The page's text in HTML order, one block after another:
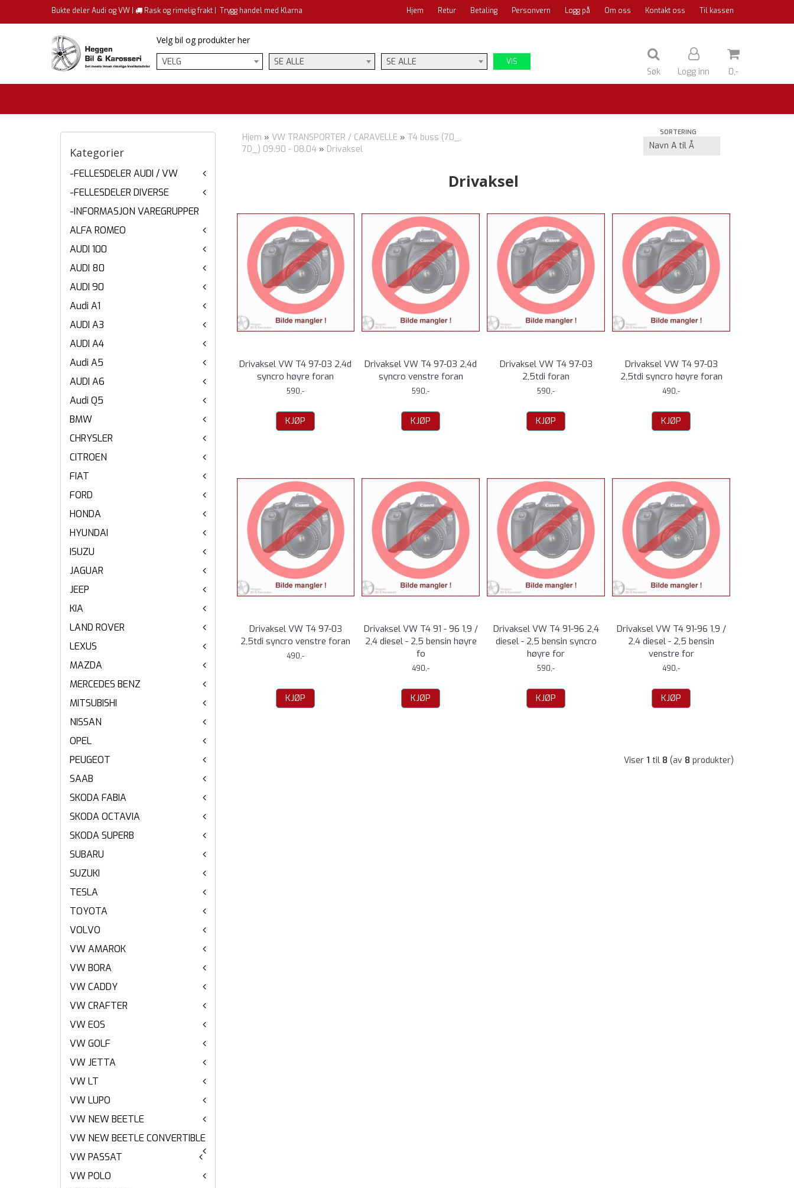
Bukte deler Audi og VW | Rask og rimelig frakt | Trygg handel med Klarna Hjem Retur Betaling Personvern Logg på Om oss Kontakt oss Til kassen
Velg bil og produkter her
VELG
SE ALLE SE ALLE VIS
Søk Logg inn 0,-
Kategorier
-FELLESDELER AUDI / VW
-FELLESDELER DIVERSE
-INFORMASJON VAREGRUPPER
ALFA ROMEO
AUDI 100
AUDI 80
AUDI 90
Audi A1
AUDI A3
AUDI A4
Audi A5
AUDI A6
Audi Q5
BMW
CHRYSLER
CITROEN
FIAT
FORD
HONDA
HYUNDAI
ISUZU
JAGUAR
JEEP
KIA
LAND ROVER
LEXUS
MAZDA
MERCEDES BENZ
MITSUBISHI
NISSAN
OPEL
PEUGEOT
SAAB
SKODA FABIA
SKODA OCTAVIA
SKODA SUPERB
SUBARU
SUZUKI
TESLA
TOYOTA
VOLVO
VW AMAROK
VW BORA
VW CADDY
VW CRAFTER
VW EOS
VW GOLF
VW JETTA
VW LT
VW LUPO
VW NEW BEETLE
VW NEW BEETLE CONVERTIBLE
VW PASSAT
VW POLO
Hjem » VW TRANSPORTER / CARAVELLE » T4 buss (70_,
7D_) 09.90 - 08.04» Drivaksel
SORTERING
Drivaksel
Drivaksel VW T4 97-03 2,4d
syncro høyre foran
590,-
KJØP
Drivaksel VW T4 97-03 2,4d
syncro venstre foran
590,-
KJØP
Drivaksel VW T4 97-03
2,5tdi foran
590,-
KJØP
Drivaksel VW T4 97-03
2,5tdi syncro høyre foran
490,-
KJØP
Drivaksel VW T4 97-03
2,5tdi syncro venstre foran
490,-
KJØP
Drivaksel VW T4 91 - 96 1,9 /
2,4 diesel - 2,5 bensin høyre
fo
490,-
KJØP
Drivaksel VW T4 91-96 2,4
diesel - 2,5 bensin syncro
høyre for
590,-
KJØP
Drivaksel VW T4 91-96 1,9 /
2,4 diesel - 2,5 bensin
venstre for
490,-
KJØP
Viser 1 til 8 (av 8 produkter)